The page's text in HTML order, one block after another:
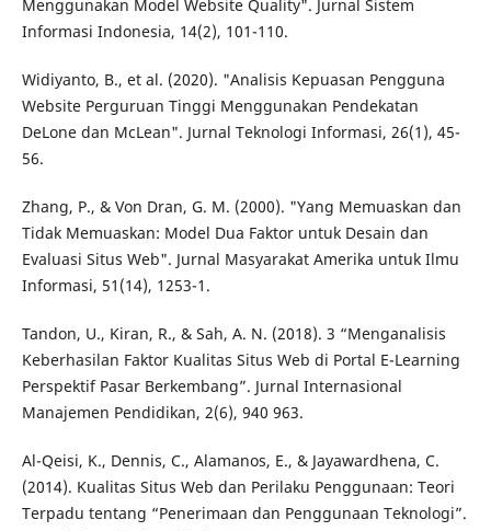
Menggunakan Model Website Quality". Jurnal Sistem
Informasi Indonesia, 14(2), 101-110.
Widiyanto, B., et al. (2020). "Analisis Kepuasan Pengguna
Website Perguruan Tinggi Menggunakan Pendekatan
DeLone dan McLean". Jurnal Teknologi Informasi, 26(1), 45-
56.
Zhang, P., & Von Dran, G. M. (2000). "Yang Memuaskan dan
Tidak Memuaskan: Model Dua Faktor untuk Desain dan
Evaluasi Situs Web". Jurnal Masyarakat Amerika untuk Ilmu
Informasi, 51(14), 1253-1.
Tandon, U., Kiran, R., & Sah, A. N. (2018). 3 “Menganalisis
Keberhasilan Faktor Kualitas Situs Web di Portal E-Learning
Perspektif Pasar Berkembang”. Jurnal Internasional
Manajemen Pendidikan, 2(6), 940 963.
Al-Qeisi, K., Dennis, C., Alamanos, E., & Jayawardhena, C.
(2014). Kualitas Situs Web dan Perilaku Penggunaan: Teori
Terpadu tentang “Penerimaan dan Penggunaan Teknologi”.